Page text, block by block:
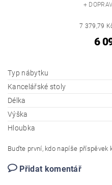
+
7 379,79
6
Typ nábytku
Kancelářské stoly
Délka
Výška
Hloubka
Buďte první, kdo napíše příspěvek
Přidat komentář